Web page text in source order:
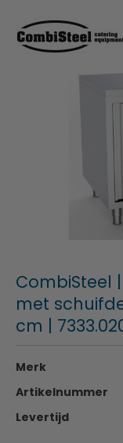
CombiSteel
met
cm |
Merk
Artikelnummer
Levertijd